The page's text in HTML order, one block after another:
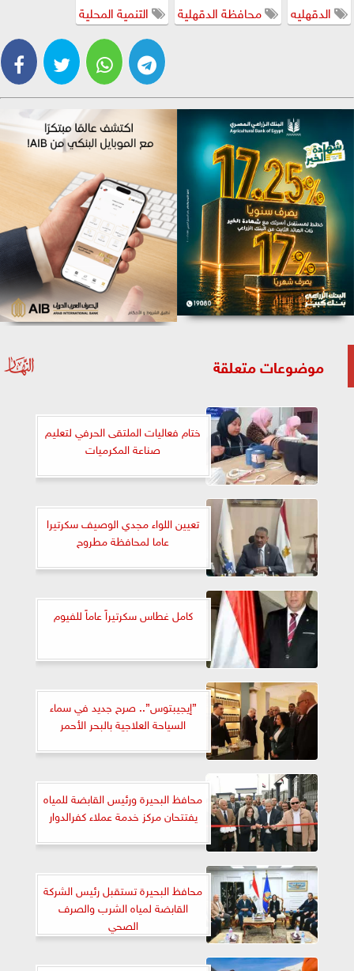
الدقهليه
محافظة الدقهلية التنمية المحلية
موضوعات متعلقة
ختام فعاليات الملتقى الحرفي لتعليم
صناعة المكرميات
تعيين اللواء مجدي الوصيف سكرتيرا
عاما لمحافظة مطروح
كامل غطاس سكرتيراً عاماً للفيوم
”إيجيبتوس”.. صرح جديد في سماء
السياحة العلاجية بالبحر الأحمر
محافظ البحيرة ورئيس القابضة للمياه
يفتتحان مركز خدمة عملاء كفرالدوار
محافظ البحيرة تستقبل رئيس الشركة
القابضة لمياه الشرب والصرف
الصحي